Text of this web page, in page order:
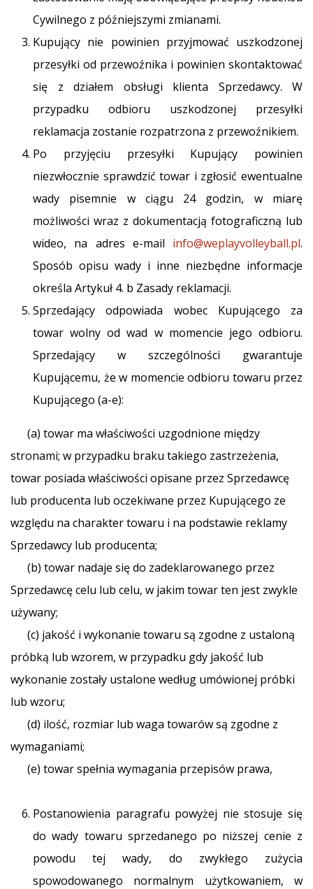
Cywilnego z późniejszymi zmianami.
Kupujący nie powinien przyjmować uszkodzonej
przesyłki od przewoźnika i powinien skontaktować
się z działem obsługi klienta Sprzedawcy. W
przypadku odbioru uszkodzonej przesyłki
reklamacja zostanie rozpatrzona z przewoźnikiem.
Po przyjęciu przesyłki Kupujący powinien
niezwłocznie sprawdzić towar i zgłosić ewentualne
wady pisemnie w ciągu 24 godzin, w miarę
możliwości wraz z dokumentacją fotograficzną lub
wideo, na adres e-mail info@weplayvolleyball.pl.
Sposób opisu wady i inne niezbędne informacje
określa Artykuł 4. b Zasady reklamacji.
Sprzedający odpowiada wobec Kupującego za
towar wolny od wad w momencie jego odbioru.
Sprzedający w szczególności gwarantuje
Kupującemu, że w momencie odbioru towaru przez
Kupującego (a-e):
(a) towar ma właściwości uzgodnione między
stronami; w przypadku braku takiego zastrzeżenia,
towar posiada właściwości opisane przez Sprzedawcę
lub producenta lub oczekiwane przez Kupującego ze
względu na charakter towaru i na podstawie reklamy
Sprzedawcy lub producenta;
(b) towar nadaje się do zadeklarowanego przez
Sprzedawcę celu lub celu, w jakim towar ten jest zwykle
używany;
(c) jakość i wykonanie towaru są zgodne z ustaloną
próbką lub wzorem, w przypadku gdy jakość lub
wykonanie zostały ustalone według umówionej próbki
lub wzoru;
(d) ilość, rozmiar lub waga towarów są zgodne z
wymaganiami;
(e) towar spełnia wymagania przepisów prawa,
Postanowienia paragrafu powyżej nie stosuje się
do wady towaru sprzedanego po niższej cenie z
powodu tej wady, do zwykłego zużycia
spowodowanego normalnym użytkowaniem, w